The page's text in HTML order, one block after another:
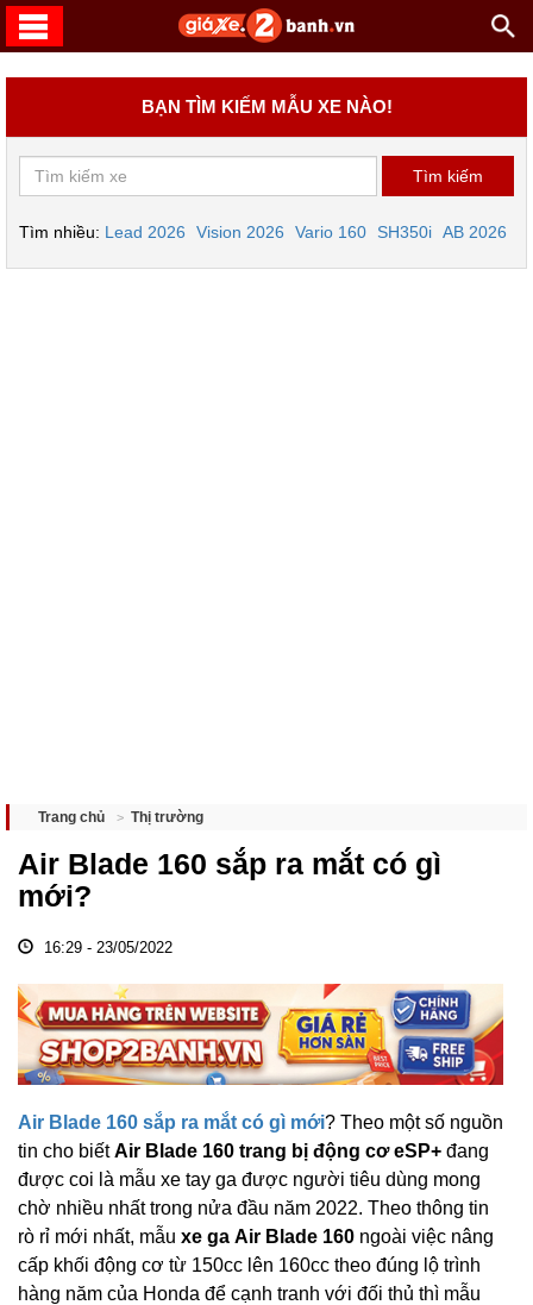
BẠN TÌM KIẾM MẪU XE NÀO!
Tìm nhiều: Lead 2026 Vision 2026 Vario 160 SH350i AB 2026
Trang chủ Thị trường
Air Blade 160 sắp ra mắt có gì
mới?
16:29 - 23/05/2022
Air Blade 160 sắp ra mắt có gì mới? Theo một số nguồn
tin cho biếtAir Blade 160 trang bị động cơ eSP+ đang
được coi là mẫu xe tay ga được người tiêu dùng mong
chờ nhiều nhất trong nửa đầu năm 2022. Theo thông tin
rò rỉ mới nhất, mẫu xe ga Air Blade 160 ngoài việc nâng
cấp khối động cơ từ 150cc lên 160cc theo đúng lộ trình
hàng năm của Honda để cạnh tranh với đối thủ thì mẫu